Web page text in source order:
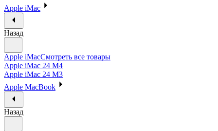
Apple iMac
Назад
Apple iMacСмотреть все товары
Apple iMac 24 M4
Apple iMac 24 M3
Apple MacBook
Назад